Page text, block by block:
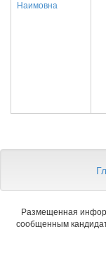
Наимовна
Размещенная
сообщенным